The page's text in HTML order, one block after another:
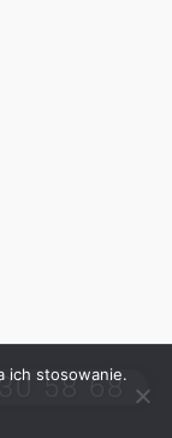
58 68
ich stosowanie.